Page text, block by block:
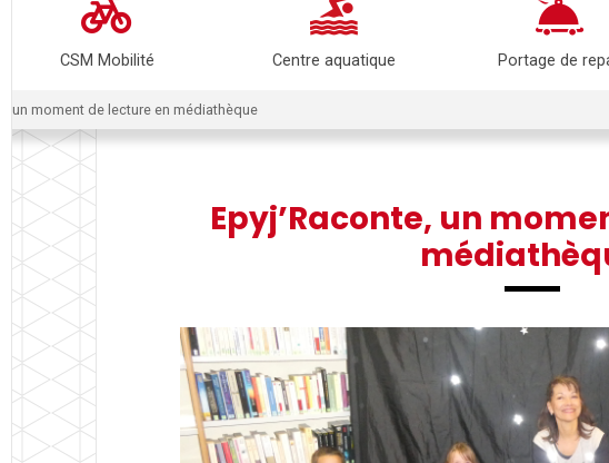
CSM Mobilité Centre aquatique Portage de
un moment de lecture en médiathèque
Epyj’Raconte, un